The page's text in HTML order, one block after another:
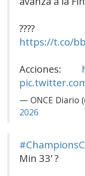
????
https://t.co/
Acciones:
— ONCE Diario
2026
Min 33’ ?